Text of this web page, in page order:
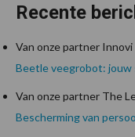
Recente
Van onze partner Innovi
Beetle veegrobot: jouw
Van onze partner The
Bescherming van